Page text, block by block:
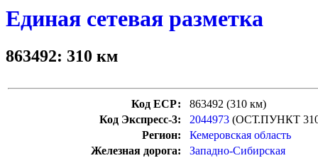
Единая сетевая разметка
863492: 310 км
Код ЕСР:
863492 (310 км)
Код Экспресс-3:
2044973 (ОСТ.ПУНКТ
Регион:
Кемеровская область
Железная дорога:
Западно-Сибирская